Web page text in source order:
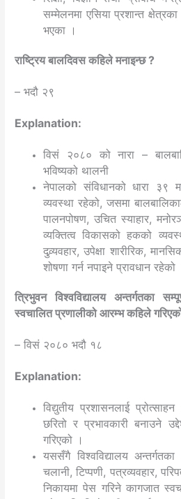
सम्मेलनमा एसिया प्रशान्त
भएका ।
राष्ट्रिय बालदिवस कहिले मनाइन्छ ?
– भदौ २९
Explanation:
विसं २०८० को नारा –
भविष्यको थालनी
नेपालको संविधानको धारा ३९
व्यवस्था रहेको, जसमा
पालनपोषण, उचित स्याहार,
व्यक्तित्व विकासको हकको
दुव्र्यवहार, उपेक्षा शारीरिक,
शोषणा गर्न नपाइने प्रावधान रहेको
त्रिभुवन विश्वविद्यालय अन्तर्गतका
स्वचालित प्रणालीको आरम्भ कहिले
– विसं २०८० भदौ १८
Explanation:
विद्युतीय प्रशासनलाई
छरितो र प्रभावकारी बनाउने
गरिएको ।
यससँगै विश्वविद्यालय अन्तर्गतका
चलानी, टिप्पणी, पत्रव्यवहार,
निकायमा पेस गरिने कागजात